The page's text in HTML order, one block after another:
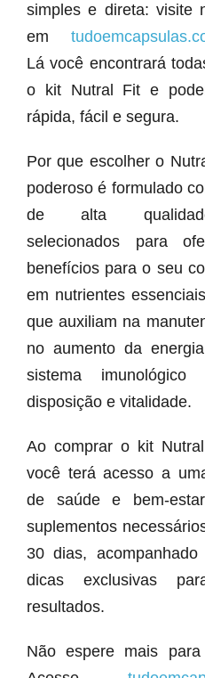
simples e direta: visite
em
Lá você encontrará
o kit Nutral Fit e
rápida, fácil e segura.
Por que escolher o
poderoso é formulado
de alta
selecionados para
benefícios para o seu
em nutrientes
que auxiliam na
no aumento da
sistema
disposição e vitalidade.
Ao comprar o kit
você terá acesso a
de saúde e bem-
suplementos
30 dias,
dicas exclusivas
resultados.
Não espere mais